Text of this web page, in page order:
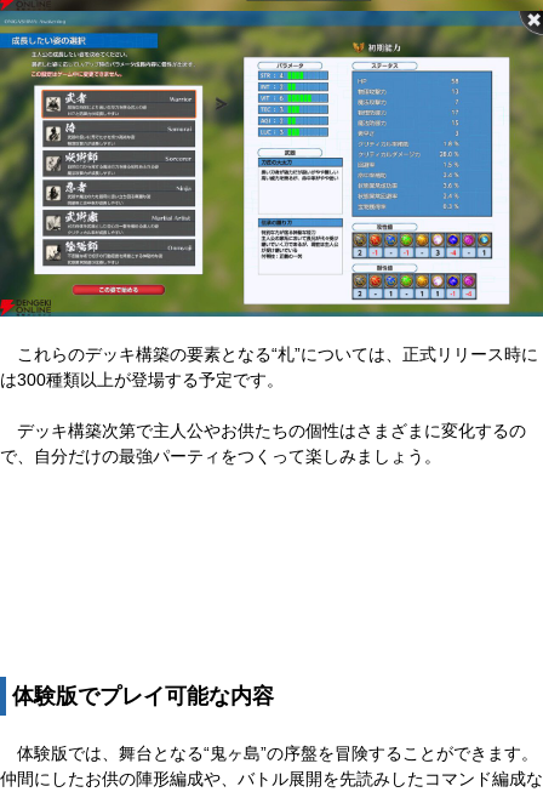
これらのデッキ構築の要素となる“札”については、正式リリース時に
は300種類以上が登場する予定です。
デッキ構築次第で主人公やお供たちの個性はさまざまに変化するの
で、自分だけの最強パーティをつくって楽しみましょう。
体験版でプレイ可能な内容
体験版では、舞台となる“鬼ヶ島”の序盤を冒険することができます。
仲間にしたお供の陣形編成や、バトル展開を先読みしたコマンド編成な